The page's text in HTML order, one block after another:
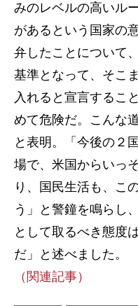
みのレベルの高いル
があるという国家の
弁したことについて
基準となって、そこ
入れると宣言するこ
めて危険だ。こんな
と表明。「今後の２
場で、米国からいっ
り、国民生活も、こ
う」と警鐘を鳴らし
として取るべき態度
だ」と述べました。
（関連記事）